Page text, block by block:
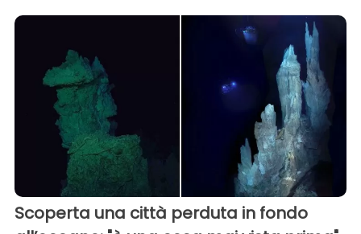
Scoperta una città perduta in fondo